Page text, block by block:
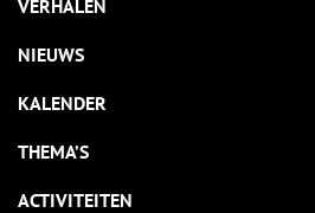
VERHALEN
NIEUWS
KALENDER
THEMA’S
ACTIVITEITEN